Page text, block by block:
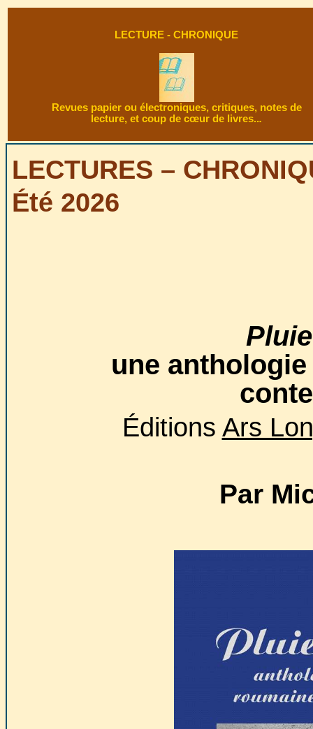
LECTURE - CHRONIQUE
Revues papier ou électroniques, critiques, notes de
lecture, et coup de cœur de livres...
LECTURES –
Été 2026
une
Éditions Ars
Par